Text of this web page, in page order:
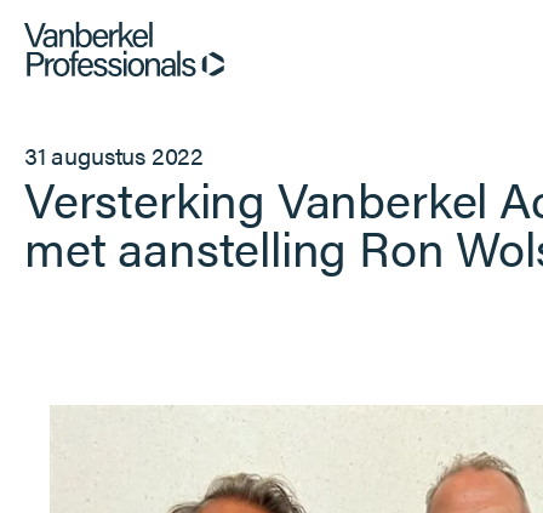
Professionals
Opdrachtgevers
Vacatures
31 augustus 2022
Versterking Vanberkel
met aanstelling Ron